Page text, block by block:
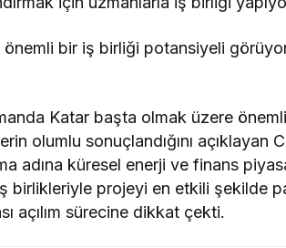
bir iş birliği potansiyeli
Katar başta olmak üzere
olumlu sonuçlandığını açıklayan
adına küresel enerji ve finans
birlikleriyle projeyi en etkili şekilde
açılım sürecine dikkat çekti.